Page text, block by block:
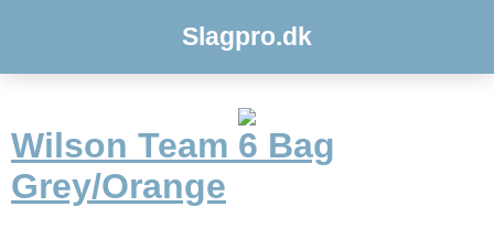
Slagpro.dk
Wilson Team 6 Bag
Grey/Orange